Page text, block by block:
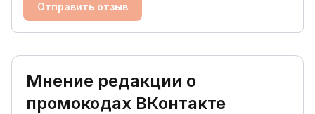
Отправить отзыв
Мнение редакции о
промокодах ВКонтакте